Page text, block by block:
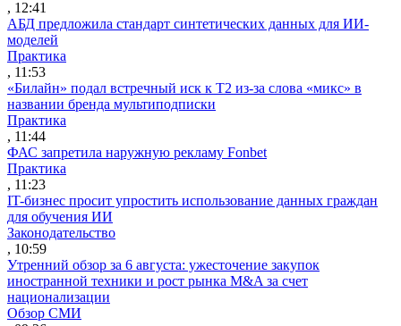
, 12:41
АБД предложила стандарт синтетических данных для ИИ-
моделей
Практика
, 11:53
«Билайн» подал встречный иск к Т2 из-за слова «микс» в
названии бренда мультиподписки
Практика
, 11:44
ФАС запретила наружную рекламу Fonbet
Практика
, 11:23
IT-бизнес просит упростить использование данных граждан
для обучения ИИ
Законодательство
, 10:59
Утренний обзор за 6 августа: ужесточение закупок
иностранной техники и рост рынка M&A за счет
национализации
Обзор СМИ